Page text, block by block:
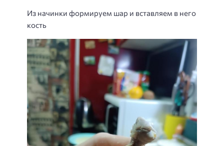
Из начинки формируем шар и вставляем в него
кость